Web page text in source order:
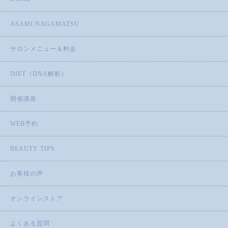
ASAMI NAGAMATSU
サロンメニュー＆料金
DIET（DNA解析）
開催講座
WEB予約
BEAUTY TIPS
お客様の声
オンラインストア
よくある質問